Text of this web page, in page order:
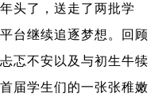
头了，送走了两批学
台继续追逐梦想。回顾
忑不安以及与初生牛犊
届学生们的一张张稚嫩